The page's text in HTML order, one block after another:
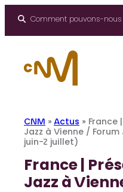
Comment pouvons-nous
CNM » Actus » France
Jazz à Vienne /
juin-2 juillet)
France |
Jazz à